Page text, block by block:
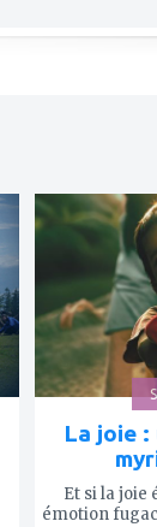
mes
favoris
La joie
Et si la joie
émotion